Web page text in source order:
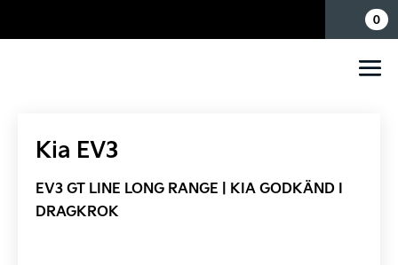
0
Kia EV3
EV3 GT LINE LONG RANGE | KIA GODKÄND I
DRAGKROK